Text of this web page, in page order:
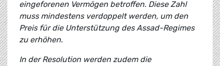
eingeforenen Vermögen betroffen. Diese Zahl
muss mindestens verdoppelt werden, um den
Preis für die Unterstützung des Assad-Regimes
zu erhöhen.
In der Resolution werden zudem die